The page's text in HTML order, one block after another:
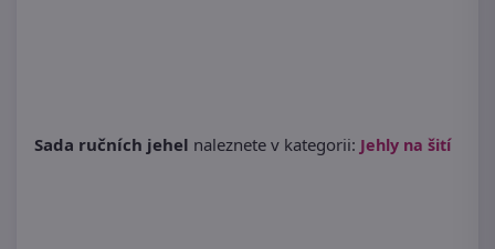
Sada ručních jehel naleznete v kategorii: Jehly na šití